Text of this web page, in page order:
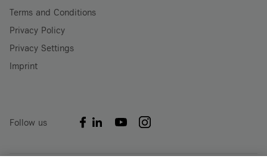
Terms and Conditions
Privacy Policy
Privacy Settings
Imprint
Follow us